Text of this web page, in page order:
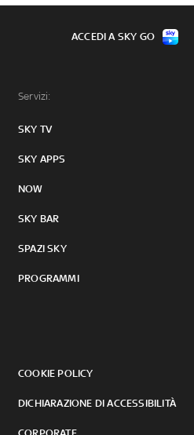
Servizi:
SKY TV
SKY APPS
NOW
SKY BAR
SPAZI SKY
PROGRAMMI
COOKIE POLICY
DICHIARAZIONE DI ACCESSIBILITÀ
ACCEDI A SKY GO